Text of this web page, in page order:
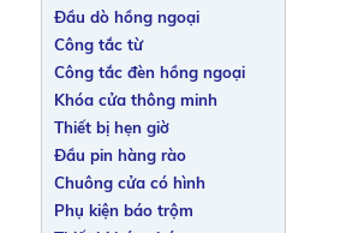
Đầu dò hồng ngoại
Công tắc từ
Công tắc đèn hồng ngoại
Khóa cửa thông minh
Thiết bị hẹn giờ
Đầu pin hàng rào
Chuông cửa có hình
Phụ kiện báo trộm